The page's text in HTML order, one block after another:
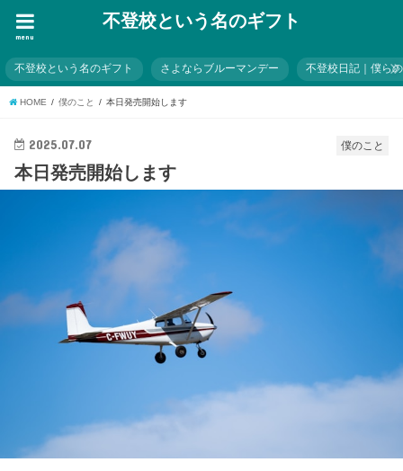
不登校という名のギフト
menu
不登校という名のギフト さよならブルーマンデー 不登校日記｜僕ら
HOME 僕のこと 本日発売開始します
僕のこと
2025.07.07
本日発売開始します